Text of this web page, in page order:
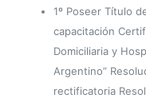
1º Poseer Título
capacitación
Domiciliaria y
Argentino”
rectificatoria